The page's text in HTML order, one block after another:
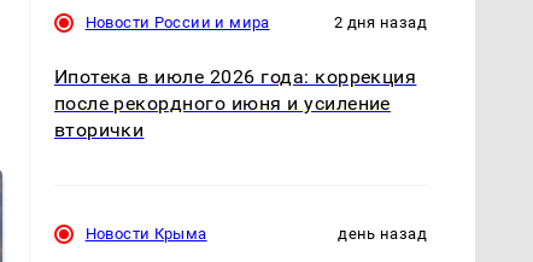
Новости России и мира 2 дня назад
Ипотека в июле 2026 года: коррекция
после рекордного июня и усиление
вторички
Новости Крыма день назад